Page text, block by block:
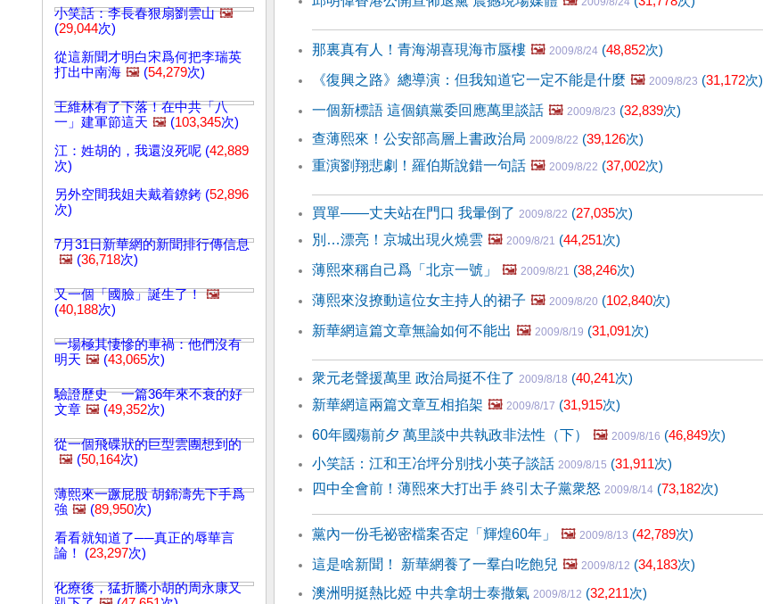
小笑話：李長春狠扇劉雲山 🖼️
(29,044次)
從這新聞才明白宋爲何把李瑞英
打出中南海 🖼️ (54,279次)
王維林有了下落！在中共「八
一」建軍節這天 🖼️ (103,345次)
江：姓胡的，我還沒死呢 (42,889
次)
另外空間我姐夫戴着鐐銬 (52,896
次)
7月31日新華網的新聞排行傳信息
🖼️ (36,718次)
又一個「國臉」誕生了！ 🖼️
(40,188次)
一場極其悽慘的車禍：他們沒有
明天 🖼️ (43,065次)
驗證歷史 一篇36年來不衰的好
文章 🖼️ (49,352次)
從一個飛碟狀的巨型雲團想到的
🖼️ (50,164次)
薄熙來一蹶屁股 胡錦濤先下手爲
強 🖼️ (89,950次)
看看就知道了──真正的辱華言
論！ (23,297次)
化療後，猛折騰小胡的周永康又
那裏真有人！青海湖喜現海市蜃樓 🖼️ 2009/8/24 (48,852次)
《復興之路》總導演：但我知道它一定不能是什麼 🖼️ 2009/8/23 (31,172次)
一個新標語 這個鎮黨委回應萬里談話 🖼️ 2009/8/23 (32,839次)
查薄熙來！公安部高層上書政治局 2009/8/22 (39,126次)
重演劉翔悲劇！羅伯斯說錯一句話 🖼️ 2009/8/22 (37,002次)
買單——丈夫站在門口 我暈倒了 2009/8/22 (27,035次)
別…漂亮！京城出現火燒雲 🖼️ 2009/8/21 (44,251次)
薄熙來稱自己爲「北京一號」
🖼️ 2009/8/21 (38,246次)
薄熙來沒撩動這位女主持人的裙子 🖼️ 2009/8/20 (102,840次)
新華網這篇文章無論如何不能出 🖼️ 2009/8/19 (31,091次)
衆元老聲援萬里 政治局挺不住了 2009/8/18 (40,241次)
新華網這兩篇文章互相掐架 🖼️ 2009/8/17 (31,915次)
60年國殤前夕 萬里談中共執政非法性（下）
🖼️ 2009/8/16 (46,849次)
小笑話：江和王冶坪分別找小英子談話 2009/8/15 (31,911次)
四中全會前！薄熙來大打出手 終引太子黨衆怒 2009/8/14 (73,182次)
黨內一份毛祕密檔案否定「輝煌60年」 🖼️ 2009/8/13 (42,789次)
這是啥新聞！ 新華網養了一羣白吃飽兒 🖼️ 2009/8/12 (34,183次)
澳洲明挺熱比婭 中共拿胡士泰撒氣 2009/8/12 (32,211次)